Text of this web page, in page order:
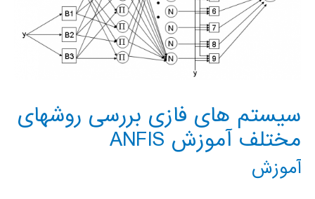
متلب
MATLAB
سيستم های فازی بررسی روشهای
مختلف آموزش ANFIS
آموزش